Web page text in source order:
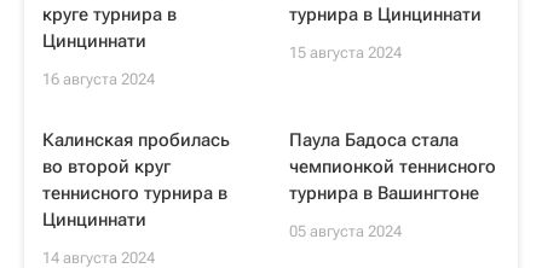
круге турнира в
Цинциннати
16 августа 2024
турнира в Цинциннати
15 августа 2024
Калинская пробилась
во второй круг
теннисного турнира в
Цинциннати
14 августа 2024
Паула Бадоса стала
чемпионкой теннисного
турнира в Вашингтоне
05 августа 2024